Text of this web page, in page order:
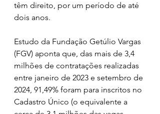
têm direito, por um período de até
dois anos.
Estudo da Fundação Getúlio Vargas
(FGV) aponta que, das mais de 3,4
milhões de contratações realizadas
entre janeiro de 2023 e setembro de
2024, 91,49% foram para inscritos no
Cadastro Único (o equivalente a